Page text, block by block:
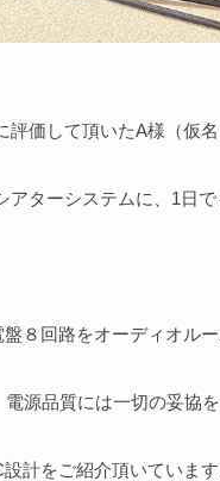
価して頂いたA様（仮名
ターシステムに、1日
８回路をオーディオル
源品質には一切の妥協
計をご紹介頂いています